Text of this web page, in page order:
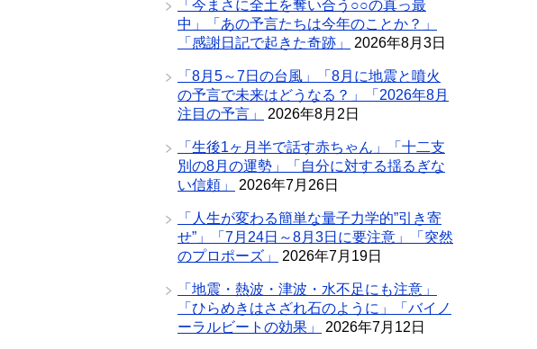
「今まさに全土を奪い合う○○の真っ最
中」「あの予言たちは今年のことか？」
「感謝日記で起きた奇跡」
2026年8月3日
「8月5～7日の台風」「8月に地震と噴火
の予言で未来はどうなる？」「2026年8月
注目の予言」
2026年8月2日
「生後1ヶ月半で話す赤ちゃん」「十二支
別の8月の運勢」「自分に対する揺るぎな
い信頼」
2026年7月26日
「人生が変わる簡単な量子力学的”引き寄
せ”」「7月24日～8月3日に要注意」「突然
のプロポーズ」
2026年7月19日
「地震・熱波・津波・水不足にも注意」
「ひらめきはさざれ石のように」「バイノ
ーラルビートの効果」
2026年7月12日